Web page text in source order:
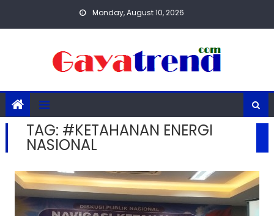
Monday, August 10, 2026
TAG: #KETAHANAN ENERGI
NASIONAL